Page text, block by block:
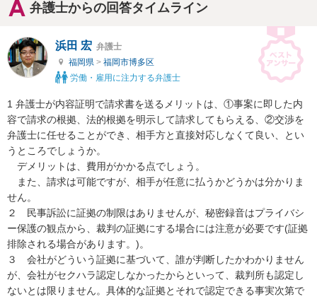
弁護士からの回答タイムライン
浜田 宏 弁護士
福岡県 > 福岡市博多区
労働・雇用に注力する弁護士
1 弁護士が内容証明で請求書を送るメリットは、①事案に即した内
容で請求の根拠、法的根拠を明示して請求してもらえる、②交渉を
弁護士に任せることができ、相手方と直接対応しなくて良い、とい
うところでしょうか。
デメリットは、費用がかかる点でしょう。
また、請求は可能ですが、相手が任意に払うかどうかは分かりま
せん。
２　民事訴訟に証拠の制限はありませんが、秘密録音はプライバシ
ー保護の観点から、裁判の証拠にする場合には注意が必要です(証拠
排除される場合があります。)。
３　会社がどういう証拠に基づいて、誰が判断したかわかりません
が、会社がセクハラ認定しなかったからといって、裁判所も認定し
ないとは限りません。具体的な証拠とそれで認定できる事実次第で